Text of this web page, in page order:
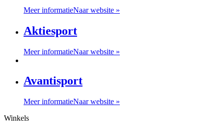
Meer informatieNaar website »
Aktiesport
Meer informatieNaar website »
Avantisport
Meer informatieNaar website »
Winkels